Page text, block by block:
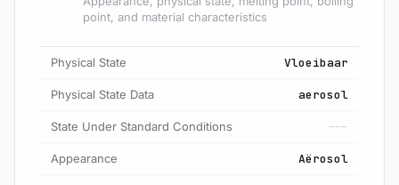
point, and material characteristics
Physical State Vloeibaar
Physical State Data aerosol
State Under Standard Conditions ---
Appearance Aërosol